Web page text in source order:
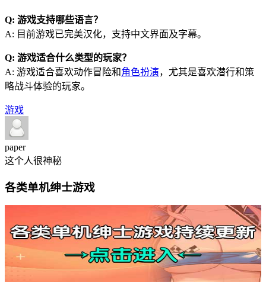
Q: 游戏支持哪些语言？
A: 目前游戏已完美汉化，支持中文界面及字幕。
Q: 游戏适合什么类型的玩家？
A: 游戏适合喜欢动作冒险和角色扮演，尤其是喜欢潜行和策
略战斗体验的玩家。
游戏
paper
这个人很神秘
各类单机绅士游戏